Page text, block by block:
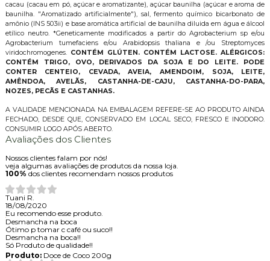
cacau (cacau em pó, açúcar e aromatizante), açúcar baunilha (açúcar e aroma de
baunilha. "Aromatizado artificialmente"), sal, fermento químico bicarbonato de
amônio (INS 503ii) e base aromática artificial de baunilha diluida em água e álcool
etílico neutro. *Geneticamente modificados a partir do Agrobacterium sp e/ou
Agrobacterium tumefaciens e/ou Arabidopsis thaliana e /ou Streptomyces
viridochromogenes. CONTÉM GLÚTEN. CONTÉM LACTOSE. ALÉRGICOS:
CONTÉM TRIGO, OVO,
DERIVADOS DA SOJA E DO LEITE. PODE
CONTER CENTEIO, CEVADA, AVEIA, AMENDOIM, SOJA, LEITE,
AMÊNDOA, AVELÃS, CASTANHA-DE-CAJU, CASTANHA-DO-PARA,
NOZES, PECÃS E CASTANHAS.
A VALIDADE MENCIONADA NA EMBALAGEM REFERE-SE AO PRODUTO AINDA
FECHADO, DESDE QUE, CONSERVADO EM LOCAL SECO, FRESCO E INODORO.
CONSUMIR LOGO APÓS ABERTO.
Avaliações dos Clientes
Nossos clientes falam por nós!
veja algumas avaliações de produtos da nossa loja.
100% dos clientes recomendam nossos produtos
Tuani R.
18/08/2020
Eu recomendo esse produto.
Desmancha na boca
Ótimo p tomar c café ou suco!!
Desmancha na boca!!
Só Produto de qualidade!!
Produto:Doce de Coco 200g